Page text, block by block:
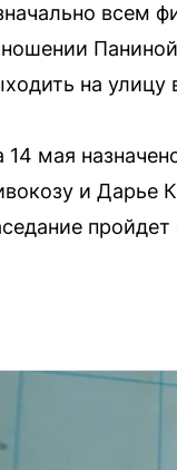
всем
на улицу
14 мая
и Дарье